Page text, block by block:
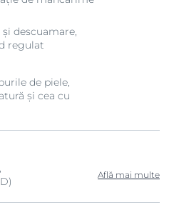
descuamare,
regulat
de piele,
și cea cu
Află mai multe